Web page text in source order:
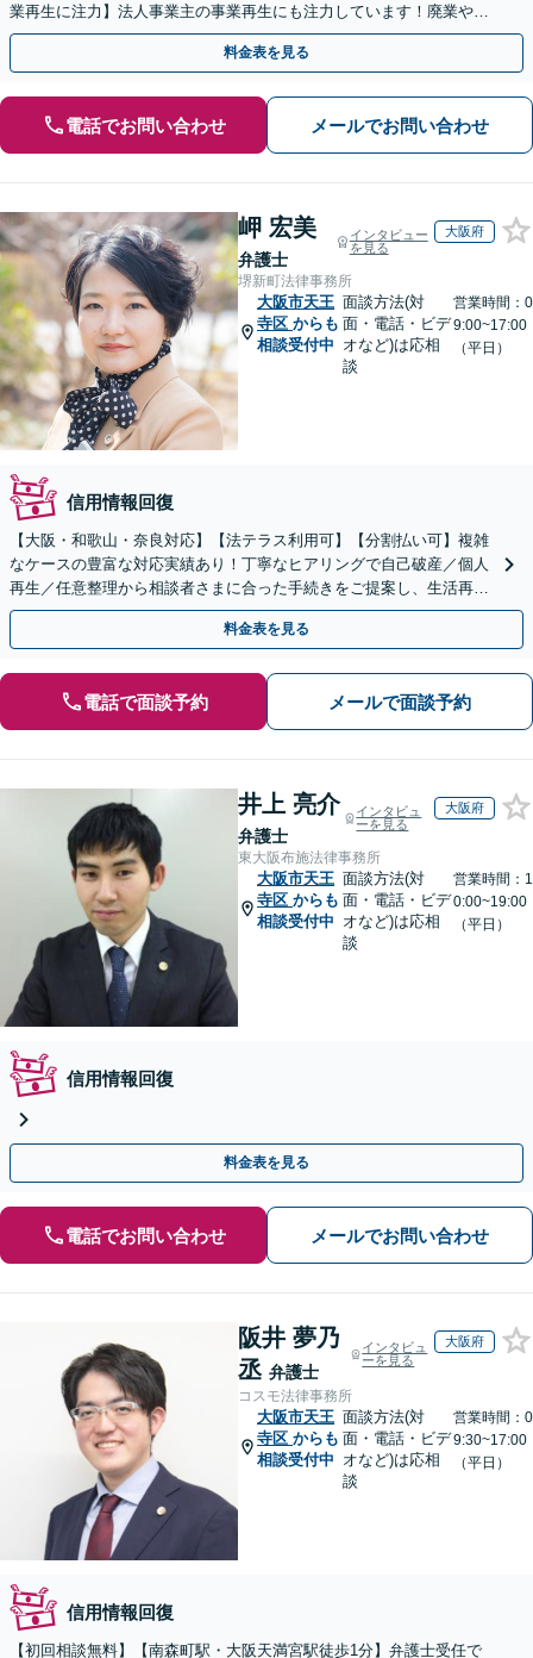
業再生に注力】法人事業主の事業再生にも注力しています！廃業や破
産をお考えの際も最善の方法をご提案します。
料金表を見る
電話でお問い合わせ メールでお問い合わせ
岬 宏美
弁護士
インタビュー
を見る
大阪府
堺新町法律事務所
大阪市天王
寺区 からも
相談受付中
面談方法(対
面・電話・ビデ
オなど)は応相
談
営業時間：0
9:00~17:00
（平日）
信用情報回復
【大阪・和歌山・奈良対応】【法テラス利用可】【分割払い可】複雑
なケースの豊富な対応実績あり！丁寧なヒアリングで自己破産／個人
再生／任意整理から相談者さまに合った手続きをご提案し、生活再建
に向けて全力でサポートします【完全個室】
料金表を見る
電話で面談予約 メールで面談予約
井上 亮介
弁護士
インタビュ
ーを見る
大阪府
東大阪布施法律事務所
大阪市天王
寺区 からも
相談受付中
面談方法(対
面・電話・ビデ
オなど)は応相
談
営業時間：1
0:00~19:00
（平日）
信用情報回復
料金表を見る
電話でお問い合わせ メールでお問い合わせ
阪井 夢乃
丞 弁護士
インタビュ
ーを見る
大阪府
コスモ法律事務所
大阪市天王
寺区 からも
相談受付中
面談方法(対
面・電話・ビデ
オなど)は応相
談
営業時間：0
9:30~17:00
（平日）
信用情報回復
【初回相談無料】【南森町駅・大阪天満宮駅徒歩1分】弁護士受任で